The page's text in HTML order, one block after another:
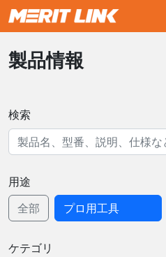
製品情報
検索
用途
全部
プロ用工具
ケテゴリ